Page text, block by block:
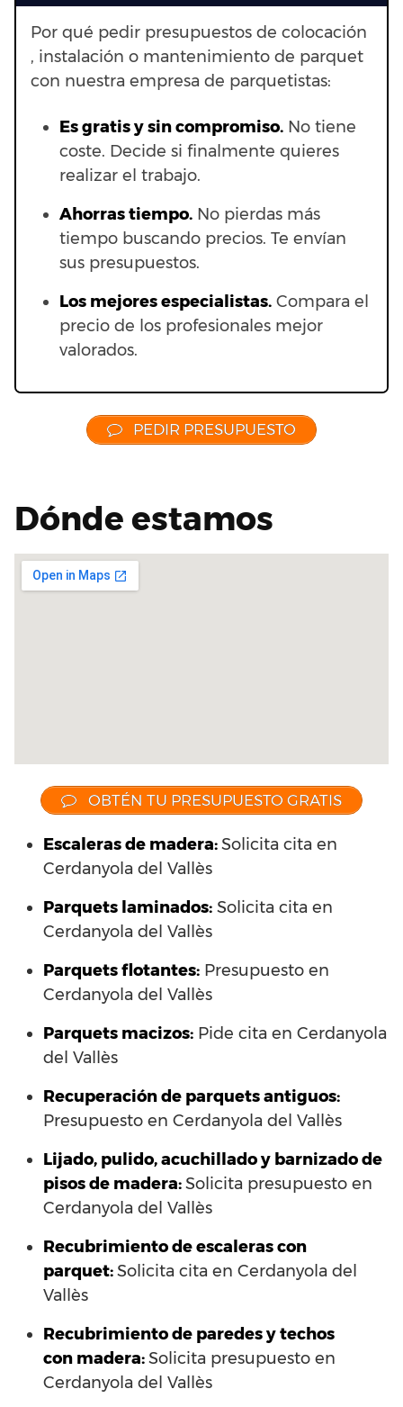
Por qué pedir presupuestos de colocación
, instalación o mantenimiento de parquet
con nuestra empresa de parquetistas:
Es gratis y sin compromiso. No tiene
coste. Decide si finalmente quieres
realizar el trabajo.
Ahorras tiempo. No pierdas más
tiempo buscando precios. Te envían
sus presupuestos.
Los mejores especialistas. Compara el
precio de los profesionales mejor
valorados.
PEDIR PRESUPUESTO
Dónde estamos
OBTÉN TU PRESUPUESTO GRATIS
Escaleras de madera:Solicita cita en
Cerdanyola del Vallès
Parquets laminados: Solicita cita en
Cerdanyola del Vallès
Parquets flotantes: Presupuesto en
Cerdanyola del Vallès
Parquets macizos: Pide cita en Cerdanyola
del Vallès
Recuperación de parquets antiguos:
Presupuesto en Cerdanyola del Vallès
Lijado, pulido, acuchillado y barnizado de
pisos de madera:Solicita presupuesto en
Cerdanyola del Vallès
Recubrimiento de escaleras con
parquet:Solicita cita en Cerdanyola del
Vallès
Recubrimiento de paredes y techos
con madera:Solicita presupuesto en
Cerdanyola del Vallès